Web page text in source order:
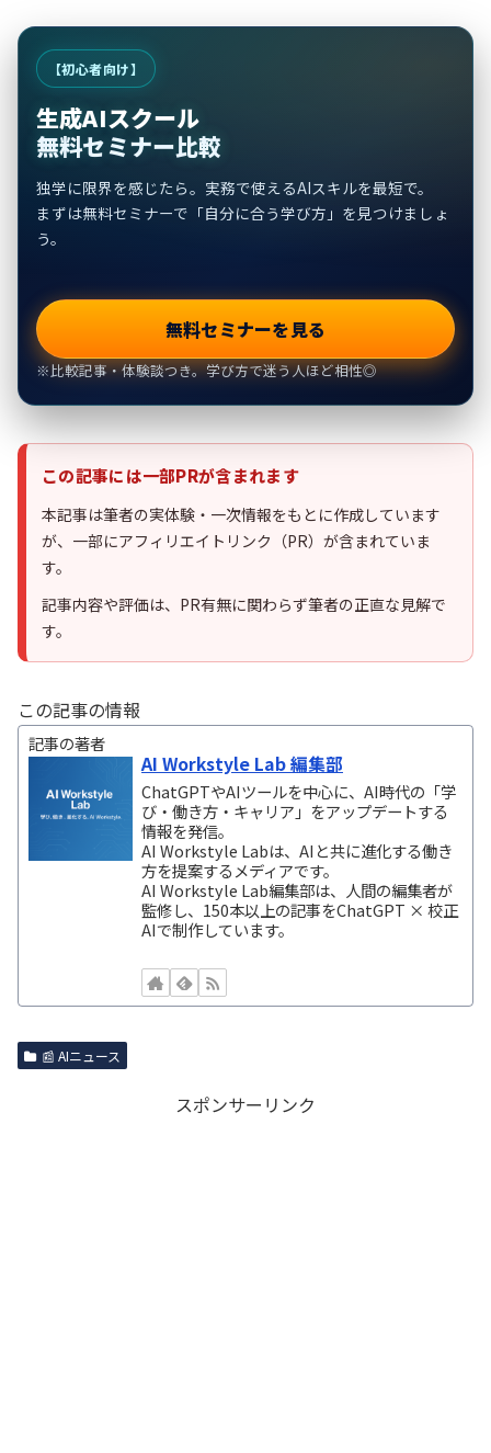
【初心者向け】
生成AIスクール
無料セミナー比較
独学に限界を感じたら。実務で使えるAIスキルを最短で。
まずは無料セミナーで「自分に合う学び方」を見つけましょ
う。
無料セミナーを見る
※比較記事・体験談つき。学び方で迷う人ほど相性◎
この記事には一部PRが含まれます
本記事は筆者の実体験・一次情報をもとに作成しています
が、一部にアフィリエイトリンク（PR）が含まれていま
す。
記事内容や評価は、PR有無に関わらず筆者の正直な見解で
す。
この記事の情報
記事の著者
AI Workstyle Lab 編集部
ChatGPTやAIツールを中心に、AI時代の「学
び・働き方・キャリア」をアップデートする
情報を発信。
AI Workstyle Labは、AIと共に進化する働き
方を提案するメディアです。
AI Workstyle Lab編集部は、人間の編集者が
監修し、150本以上の記事をChatGPT × 校正
AIで制作しています。
📰 AIニュース
スポンサーリンク